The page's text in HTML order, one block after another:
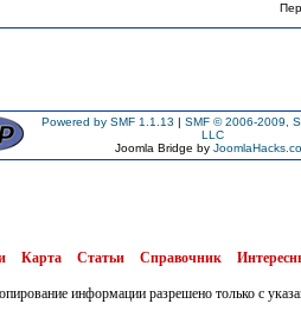
Powered by SMF 1.1.13 | SMF © 2006-2009,
LLC
Joomla Bridge by
Карта Статьи Справочник
информации разрешено только с